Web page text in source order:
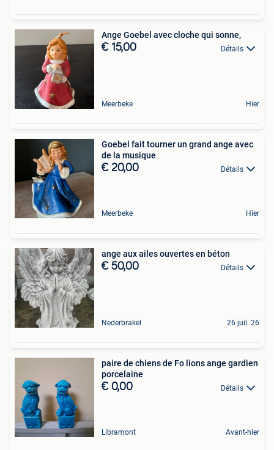
Ange Goebel avec cloche qui sonne,
€ 15,00 Détails
Meerbeke Hier
Goebel fait tourner un grand ange avec
de la musique
€ 20,00 Détails
Meerbeke Hier
ange aux ailes ouvertes en béton
€ 50,00 Détails
Nederbrakel 26 juil. 26
paire de chiens de Fo lions ange gardien
porcelaine
€ 0,00 Détails
Libramont Avant-hier